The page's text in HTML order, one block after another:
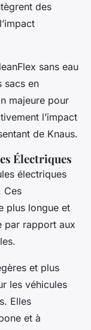
des
sans eau
sacs en
majeure pour
l’impact
de Knaus.
Électriques
électriques
Ces
plus longue et
par rapport aux
et plus
les véhicules
Elles
et à